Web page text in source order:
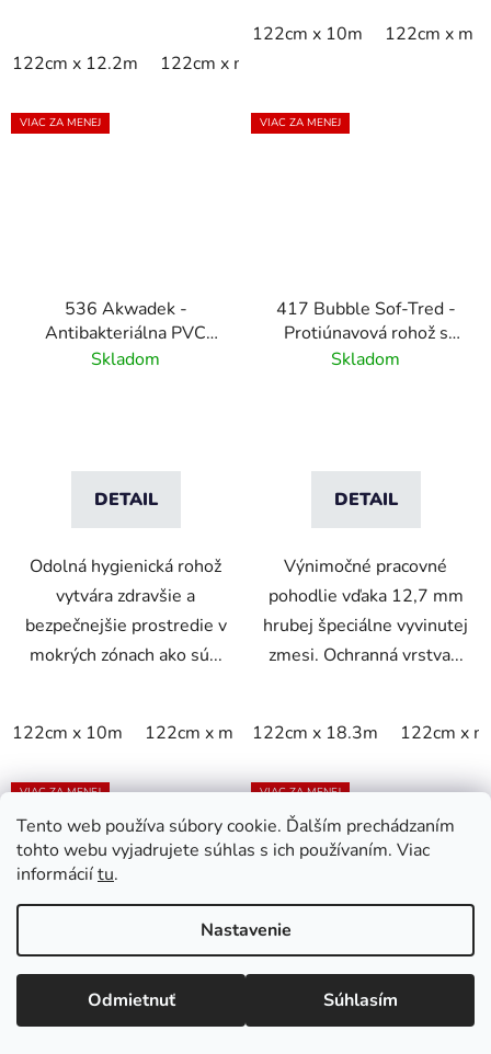
Tento web používa súbory cookie. Ďalším prechádzaním
tohto webu vyjadrujete súhlas s ich používaním. Viac
informáciítu.
Nastavenie
Odmietnuť Súhlasím
122cm x 12.2m 122cm x m
122cm x 10m 122cm x m
VIAC ZA MENEJ
536 Akwadek -
Antibakteriálna PVC
mriežkovaná záťažová
Skladom
DETAIL
Odolná hygienická rohož
vytvára zdravšie a
bezpečnejšie prostredie v
mokrých zónach ako sú...
122cm x 10m 122cm x m 60cm x 10m 60cm x linm
VIAC ZA MENEJ
417 Bubble Sof-Tred -
Protiúnavová rohož s
vrstvou Dyna-Shield a
Skladom
DETAIL
Výnimočné pracovné
pohodlie vďaka 12,7 mm
hrubej špeciálne vyvinutej
zmesi. Ochranná vrstva...
122cm x 18.3m 122cm x m
VIAC ZA MENEJ
417 Bubble Sof-Tred -
Protiúnavová rohož s
vrstvou Dyna-Shield a
Skladom
VIAC ZA MENEJ
656SFR Cushion Ease
Solid Nitrile FR -
Modulárna nitrilová
Skladom